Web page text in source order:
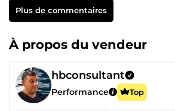
Plus de commentaires
À propos du vendeur
hbconsultant
Performance Top